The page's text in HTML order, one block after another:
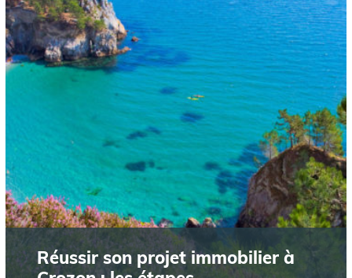
Réussir son projet immobilier à